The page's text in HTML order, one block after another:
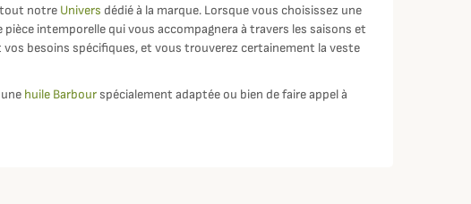
tout notre Univers dédié à la marque. Lorsque vous choisissez une
intemporelle qui vous accompagnera à travers les saisons et
besoins spécifiques, et vous trouverez certainement la veste
huile Barbour spécialement adaptée ou bien de faire appel à